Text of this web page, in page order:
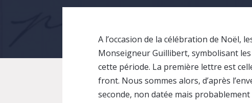
A l’occasion de la célébration de Noël,
Monseigneur Guillibert, symbolisant
cette période. La première lettre est
front. Nous sommes alors, d’après
seconde, non datée mais